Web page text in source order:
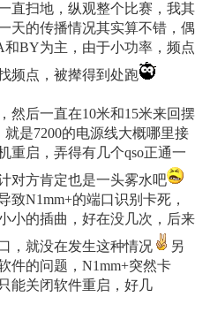
直扫地，纵观整个比赛，我其
天的传播情况其实算不错，偶
和BY为主，由于小功率，频点
频点，被撵得到处跑
然后一直在10米和15米来回摆
是7200的电源线大概哪里接
重启，弄得有几个qso正通一
对方肯定也是一头雾水吧
致N1mm+的端口识别卡死，
小的插曲，好在没几次，后来
，就没在发生这种情况
另
件的问题，N1mm+突然卡
能关闭软件重启，好几